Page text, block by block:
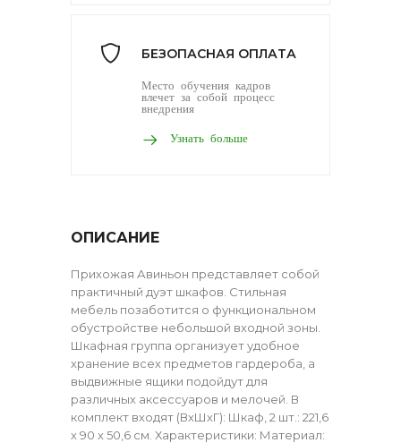
БЕЗОПАСНАЯ ОПЛАТА
Место обучения кадров
влечет за собой процесс
внедрения
Узнать больше
ОПИСАНИЕ
Прихожая Авиньон представляет собой
практичный дуэт шкафов. Стильная
мебель позаботится о функциональном
обустройстве небольшой входной зоны.
Шкафная группа организует удобное
хранение всех предметов гардероба, а
выдвижные ящики подойдут для
различных аксессуаров и мелочей. В
комплект входят (ВхШхГ): Шкаф, 2 шт.: 221,6
х 90 х 50,6 см. Характеристики: Материал: